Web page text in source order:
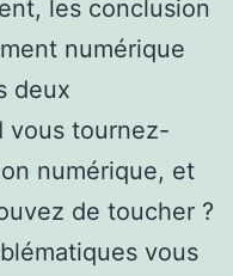
les conclusion
numérique
deux
vous tournez-
numérique, et
de toucher ?
vous